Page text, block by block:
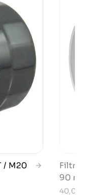
/ M20
Filtre
90
40,00